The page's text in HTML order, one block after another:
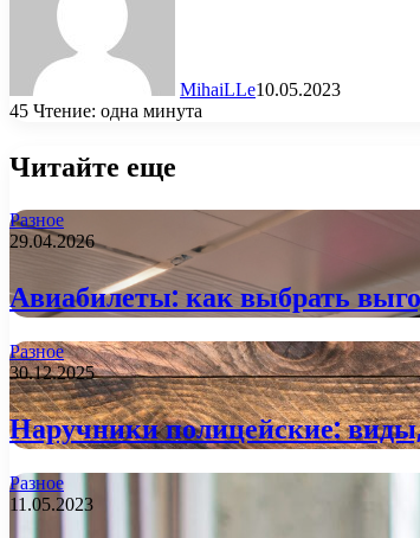
MihaiLLe10.05.2023
45 Чтение: одна минута
Читайте еще
Разное
29.04.2026
Авиабилеты: как выбрать
Разное
30.12.2025
Наручники полицейские:
Разное
11.05.2023